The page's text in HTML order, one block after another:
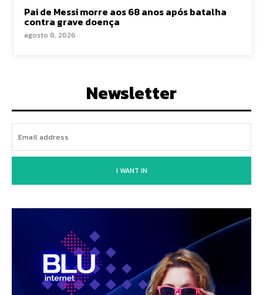
Pai de Messi morre aos 68 anos após batalha
contra grave doença
agosto 8, 2026
Newsletter
I WANT IN